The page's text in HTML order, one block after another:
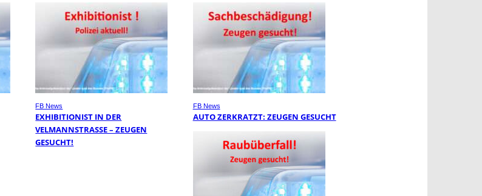
FB News
EXHIBITIONIST IN DER
VELMANNSTRASSE – ZEUGEN G
ESUCHT!
FB News
AUTO ZERKRATZT: ZEUGEN GESUCHT